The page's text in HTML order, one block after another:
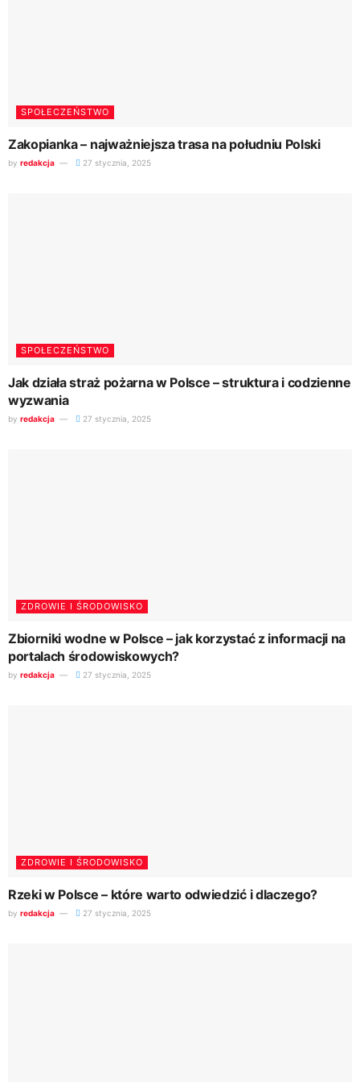
SPOŁECZEŃSTWO
Zakopianka – najważniejsza trasa na południu Polski
by redakcja 27 stycznia, 2025
SPOŁECZEŃSTWO
Jak działa straż pożarna w Polsce – struktura i codzienne
wyzwania
by redakcja 27 stycznia, 2025
ZDROWIE I ŚRODOWISKO
Zbiorniki wodne w Polsce – jak korzystać z informacji na
portalach środowiskowych?
by redakcja 27 stycznia, 2025
ZDROWIE I ŚRODOWISKO
Rzeki w Polsce – które warto odwiedzić i dlaczego?
by redakcja 27 stycznia, 2025